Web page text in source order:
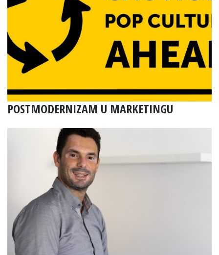
POSTMODERNIZAM U MARKETINGU